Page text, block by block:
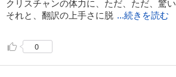
それと、翻訳の上手さに脱 ...続きを読む
0